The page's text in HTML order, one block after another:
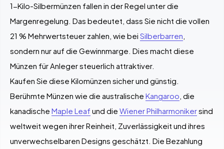
1-Kilo-Silbermünzen fallen in der Regel unter die
Margenregelung. Das bedeutet, dass Sie nicht die vollen
21 % Mehrwertsteuer zahlen, wie bei Silberbarren,
sondern nur auf die Gewinnmarge. Dies macht diese
Münzen für Anleger steuerlich attraktiver.
Kaufen Sie diese Kilomünzen sicher und günstig.
Berühmte Münzen wie die australische Kangaroo, die
kanadische Maple Leaf und die Wiener Philharmonikersind
weltweit wegen ihrer Reinheit, Zuverlässigkeit und ihres
unverwechselbaren Designs geschätzt. Die Bezahlung